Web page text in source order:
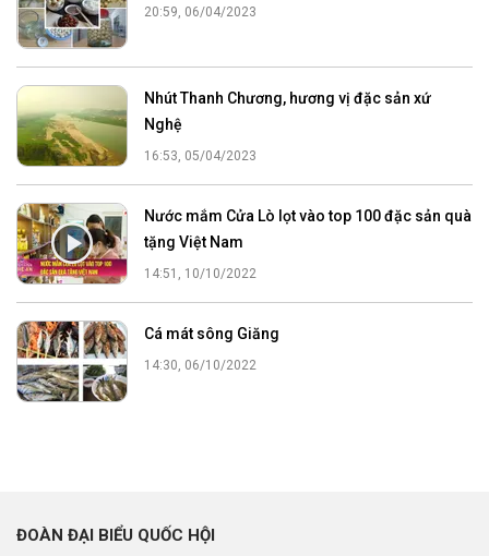
20:59, 06/04/2023
Nhút Thanh Chương, hương vị đặc sản xứ
Nghệ
16:53, 05/04/2023
Nước mắm Cửa Lò lọt vào top 100 đặc sản quà
tặng Việt Nam
14:51, 10/10/2022
Cá mát sông Giăng
14:30, 06/10/2022
ĐOÀN ĐẠI BIỂU QUỐC HỘI